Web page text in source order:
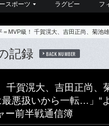
スポーツ ラグビー フ
＝MVP級！ 千賀滉大、吉田正尚、菊
記録 BACK NUMBER
千賀滉大、吉田正尚、
悪扱いから一転…」“
ー前半戦通信簿